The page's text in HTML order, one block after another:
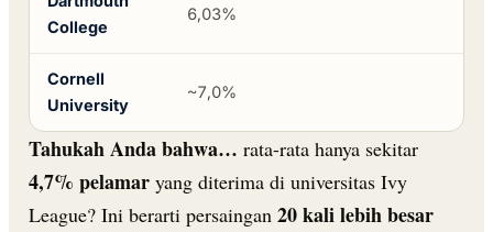
College
6,03%
Cornell
University
~7,0%
Tahukah Anda bahwa… rata-rata hanya sekitar
4,7% pelamar yang diterima di universitas Ivy
League? Ini berarti persaingan 20 kali lebih besar